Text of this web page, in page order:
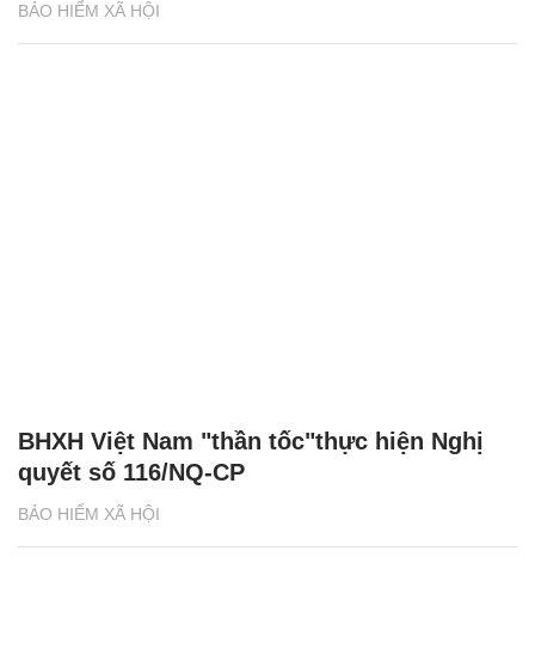
BẢO HIỂM XÃ HỘI
BẢO HIỂM XÃ HỘI
BHXH Việt Nam "thần tốc"thực hiện Nghị
quyết số 116/NQ-CP